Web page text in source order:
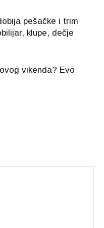
pešačke i trim
klupe, dečje
vikenda? Evo